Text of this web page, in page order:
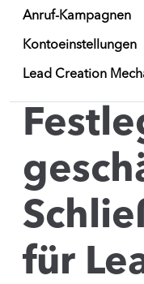
Anruf-Kampagnen
Kontoeinstellungen
Lead Creation
für